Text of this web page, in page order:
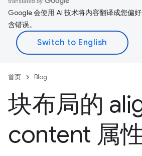
Google 会使用 AI 技术将内容翻译成您偏
含错误。
首页 Blog
块布局的
content 属